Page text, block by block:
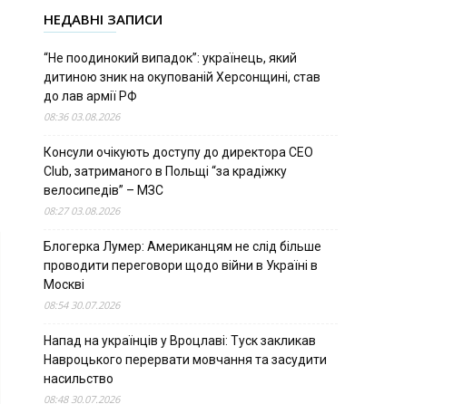
НЕДАВНІ ЗАПИСИ
“Не поодинокий випадок”: українець, який
дитиною зник на окупованій Херсонщині, став
до лав армії РФ
08:36 03.08.2026
Консули очікують доступу до директора CEO
Club, затриманого в Польщі “за крадіжку
велосипедів” – МЗС
08:27 03.08.2026
Блогерка Лумер: Американцям не слід більше
проводити переговори щодо війни в Україні в
Москві
08:54 30.07.2026
Напад на українців у Вроцлаві: Туск закликав
Навроцького перервати мовчання та засудити
насильство
08:48 30.07.2026